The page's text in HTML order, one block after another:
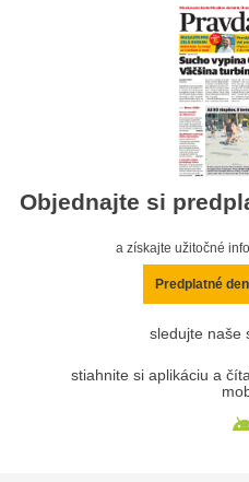
Objednajte si
a získajte užitočné
Predplatné
sledujte naše
stiahnite si aplikáciu a